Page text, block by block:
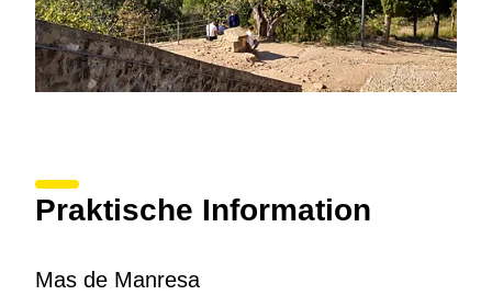
Praktische Information
Mas de Manresa